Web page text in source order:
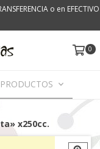
o en EFECTIVO
0
PRODUCTOS
x250cc.